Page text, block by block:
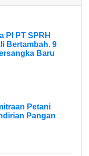
PI PT SPRH
Bertambah. 9
Baru
Petani
Pangan